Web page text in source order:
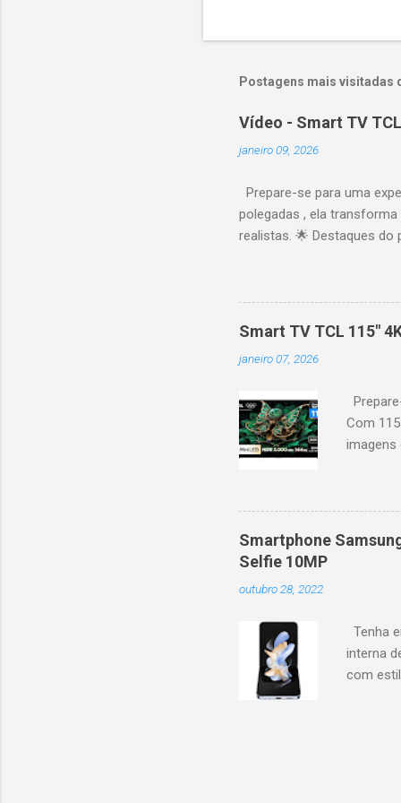
Postagens mais visitadas
Vídeo - Smart TV
janeiro 09, 2026
Prepare-se para uma
polegadas , ela
realistas. 🌟 Destaques do
desempenho otimizado
ideal para esportes e
recomendações
mais. Google Assistente :
Altura: 153,8 cm |
Smart TV TCL 115"
janeiro 07, 2026
Com
imagens
games,
Smartphone
Selfie 10MP
outubro 28, 2022
Tenha
interna
com